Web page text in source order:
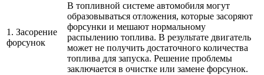
1. Засорение
форсунок
В топливной системе автомобиля могут
образовываться отложения, которые засоряют
форсунки и мешают нормальному
распылению топлива. В результате двигатель
может не получить достаточного количества
топлива для запуска. Решение проблемы
заключается в очистке или замене форсунок.